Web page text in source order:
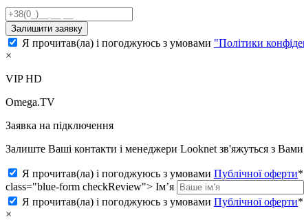
Залишити заявку
Я прочитав(ла) і погоджуюсь з умовами "Політики
×
VIP HD
Omega.TV
Заявка на підключення
Залиште Ваші контакти і менеджери Looknet зв'яжуться з
Я прочитав(ла) і погоджуюсь з умовами Публічної оферти*
class="blue-form checkReview"> Ім’я
Я прочитав(ла) і погоджуюсь з умовами Публічної оферти*
×